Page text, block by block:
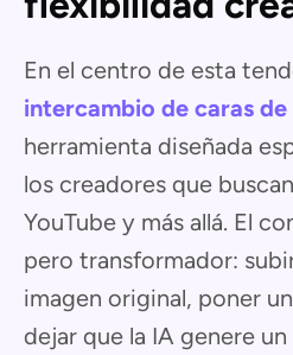
En el centro de esta
intercambio de caras de
herramienta diseñada
los creadores que
YouTube y más allá. El
pero transformador:
imagen original, poner
dejar que la IA genere